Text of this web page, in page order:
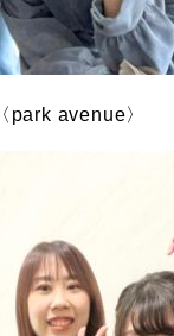
〈park avenue〉